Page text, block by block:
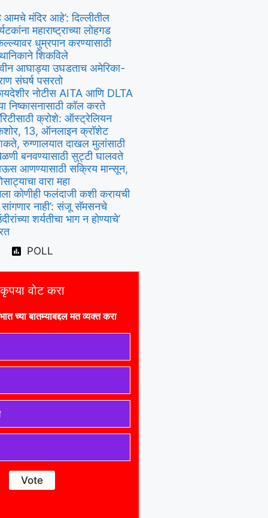
आमचे मंदिर आहे’: दिल्लीतील
महाराष्ट्राच्या लोहगड
धुम्रपान करण्यासाठी
शिकविले
आघाड्या उघडताच अमेरिका-
संघर्ष पसरतो
नोटीस AITA आणि DLTA
निष्कासनासाठी कॉल करते
क्रोशे: ऑस्ट्रेलियन
13, ऑनलाइन क्रॉशेट
रुग्णालयात दाखल मुलांसाठी
बनवण्यासाठी सुट्टी घालवते
आणण्यासाठी सक्रिय मान्सून,
वारा महा
कोणीही फलंदाजी कशी करायची
नाही’: संजू सॅमसनचे
शर्यतीचा भाग न होण्याचे’
POLL
कृपया वोट करा
च्या बातम्याबद्दल मत व्यक्त करा